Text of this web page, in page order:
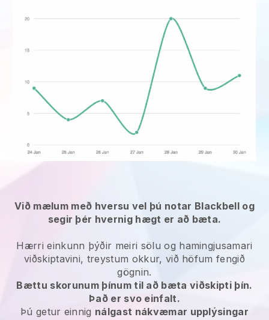
Við mælum með hversu vel þú notar Blackbell og
segir þér hvernig hægt er að bæta.
Hærri einkunn þýðir meiri sölu og hamingjusamari
viðskiptavini, treystum okkur, við höfum fengið
gögnin.
Bættu skorunum þínum til að bæta viðskipti þín.
Það er svo einfalt.
Þú getur einnig nálgast nákvæmar upplýsingar